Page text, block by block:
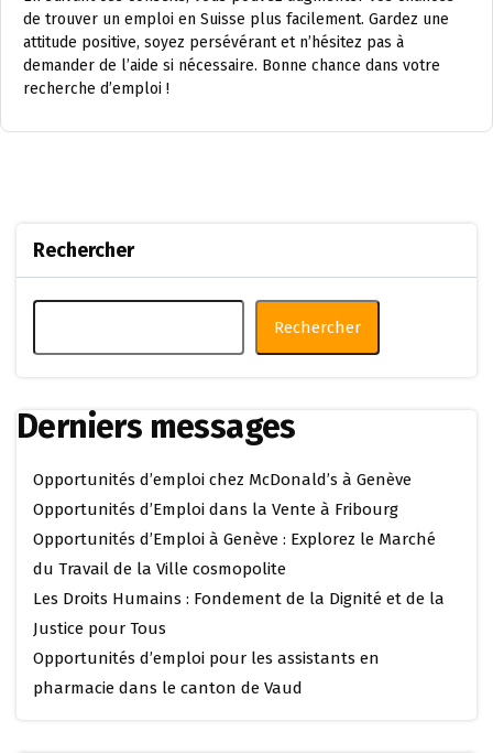
de trouver un emploi en Suisse plus facilement. Gardez une
attitude positive, soyez persévérant et n’hésitez pas à
demander de l’aide si nécessaire. Bonne chance dans votre
recherche d’emploi !
Rechercher
Rechercher
Derniers messages
Opportunités d’emploi chez McDonald’s à Genève
Opportunités d’Emploi dans la Vente à Fribourg
Opportunités d’Emploi à Genève : Explorez le Marché
du Travail de la Ville cosmopolite
Les Droits Humains : Fondement de la Dignité et de la
Justice pour Tous
Opportunités d’emploi pour les assistants en
pharmacie dans le canton de Vaud